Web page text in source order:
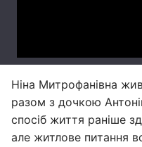
Ніна Митрофанівна
разом з дочкою
спосіб життя раніше
але житлове питання